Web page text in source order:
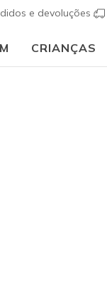
e devoluções
CRIANÇAS